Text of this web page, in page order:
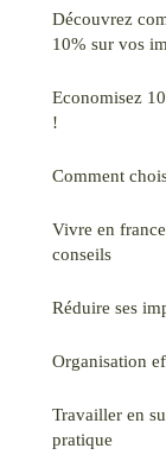
Découvrez
10% sur vos
Economisez
!
Comment
Vivre en
conseils
Réduire ses
Organisation
Travailler en
pratique